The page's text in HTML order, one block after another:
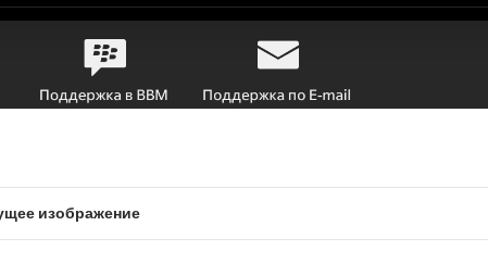
изображение